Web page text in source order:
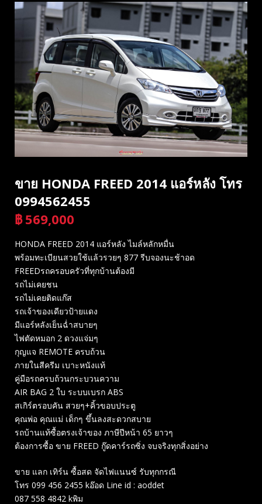
ขาย HONDA FREED 2014 แอร์หลัง โทร
0994562455
฿ 569,000
HONDA FREED 2014 แอร์หลัง ไมล์หลักหมื่น
พร้อมทะเบียนสวยใช้แล้วรวยๆ 877 รีบจองนะช้าอด
FREEDรถครอบครัวที่ทุกบ้านต้องมี
รถไม่เคยชน
รถไม่เคยติดแก๊ส
รถเจ้าของเดียวป้ายแดง
มีแอร์หลังเย็นฉ่ำสบายๆ
ไฟตัดหมอก 2 ดวงแจ่มๆ
กุญแจ REMOTE ครบถ้วน
ภายในสีครีม เบาะหนังแท้
คู่มือรถครบถ้วนกระบวนความ
AIR BAG 2 ใบ ระบบเบรก ABS
สเกิร์ตรอบคัน สวยๆ+คิ้วขอบประตู
คุณพ่อ คุณแม่ เด็กๆ ขึ้นลงสะดวกสบาย
รถบ้านแท้ซื้อตรงเจ้าของ ภาษีปีหน้า 65 ยาวๆ
ต้องการซื้อ ขาย FREED กู๊ดคาร์รถซิ่ง จบจริงทุกสิ่งอย่าง
ขาย แลก เทิร์น ซื้อสด จัดไฟแนนซ์ รับทุกกรณี
โทร 099 456 2455 kอ๊อด Line id : aoddet
087 558 4842 kพิม